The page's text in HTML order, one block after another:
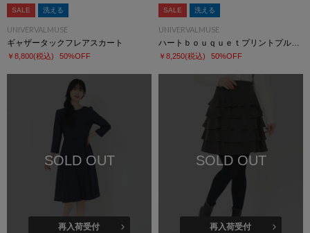
SALE 洗える
UNIVERVALMUSE
ギャザータックフレアスカート
￥8,800(税込) 50%OFF
SALE 洗える
UNIVERVALMUSE
￥8,250(税込) 50%OFF
SOLD OUT
再入荷受付
SOLD OUT
再入荷受付